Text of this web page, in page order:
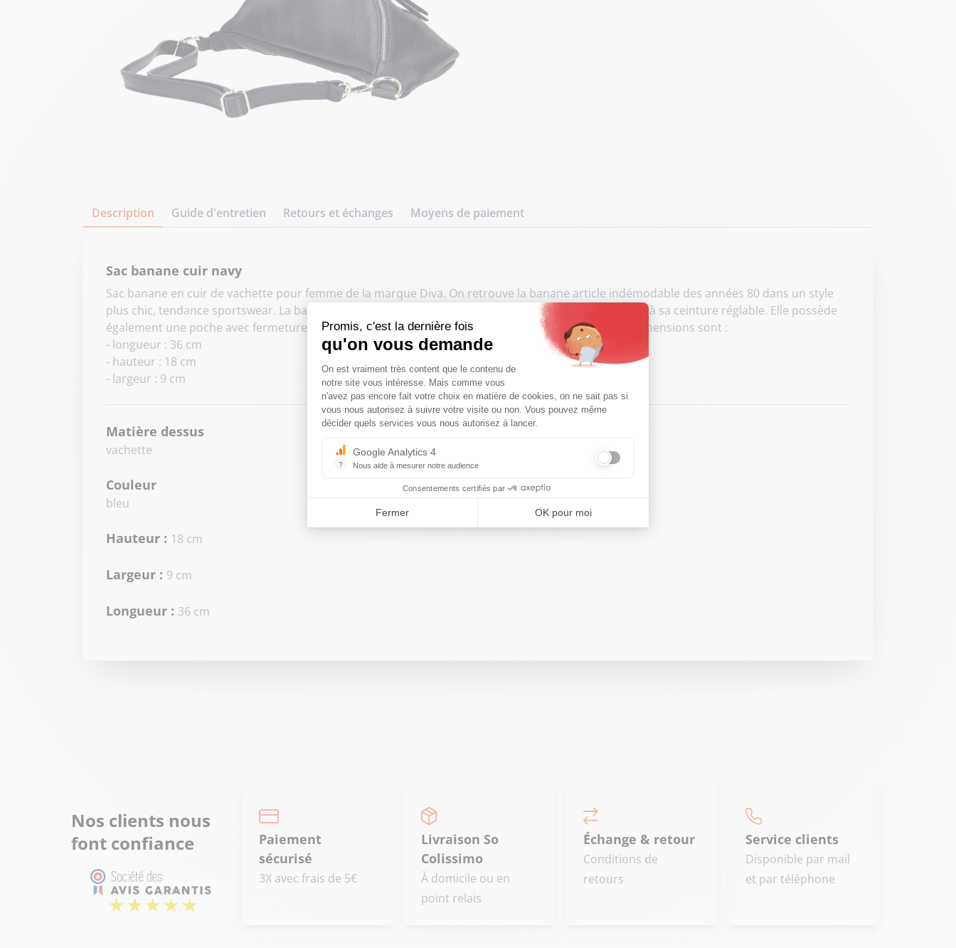
Promis, c'est la dernière fois
qu'on vous demande
Plateforme de Gestion du Consentement : Personnalisez vos Options
On est vraiment très content que le contenu de
notre site vous intéresse. Mais comme vous
n'avez pas encore fait votre choix en matière de cookies, on ne sait pas si
vous nous autorisez à suivre votre visite ou non. Vous pouvez même
décider quels services vous nous autorisez à lancer.
?
Google Analytics 4
Nous aide à mesurer notre audience
Consentements certifiés par
Fermer OK pour moi
Axeptio consent
Description Guide d'entretien Retours et échanges Moyens de paiement
Sac banane cuir navy
Sac banane en cuir de vachette pour femme de la marque Diva. On retrouve la banane article indémodable des années 80 dans un style
plus chic, tendance sportswear. La banane cuir possède 2 poches avec zip et se porte à la taille grâce à sa ceinture réglable. Elle possède
également une poche avec fermeture sur l'arrière. A l'intérieur, la doublure est en polyester et les dimensions sont :
- longueur : 36 cm
- hauteur : 18 cm
- largeur : 9 cm
Matière dessus
vachette
Couleur
bleu
Hauteur : 18 cm
Largeur : 9 cm
Longueur : 36 cm
Nos clients nous
font confiance
Paiement
sécurisé
3X avec frais de 5€
Livraison So
Colissimo
À domicile ou en
point relais
Échange & retour
Conditions de
retours
Service clients
Disponible par mail
et par téléphone